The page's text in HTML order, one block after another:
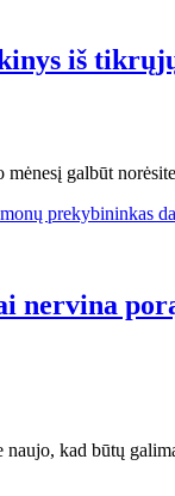
iš
galbūt
kad būtų